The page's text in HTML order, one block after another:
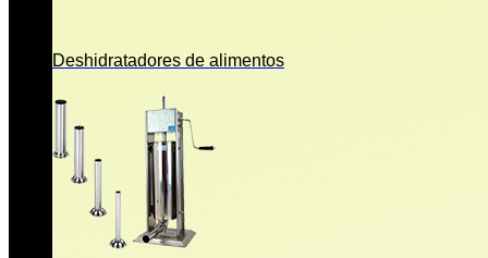
Deshidratadores de alimentos